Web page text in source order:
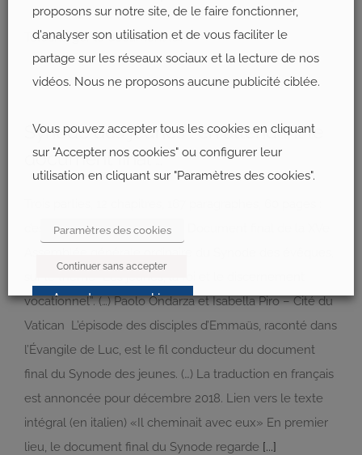
Télécharger le document ici.
Synode des jeunes : en attendant le
document final …
c’est ainsi que se présente le Document final de la XVe
sur le thème “Les jeunes, la foi et le discernement
vocationnel”. (…) Paolo Ondarza et Isabella Piro – Cité du
Vatican L’épisode des disciples d’Emmaüs, raconté dans
l’Évangile de Luc, est le fil conducteur du document
final du Synode des jeunes. (…) La traduction en français
est annoncée pour décembre 2018. Lien vers le texte
intégral (en italien) «Il cheminait avec eux» En premier
lieu, le document final du Synode regarde [...]
proposons sur notre site, de le faire fonctionner,
d'analyser son utilisation et de vous faciliter le
partage sur les réseaux sociaux et la lecture de nos
vidéos. Nous ne proposons aucune publicité ciblée.
Vous pouvez accepter tous les cookies en cliquant
sur "Accepter nos cookies" ou configurer leur
utilisation en cliquant sur "Paramètres des cookies".
Paramètres des cookies
Continuer sans accepter
Accepter nos cookies